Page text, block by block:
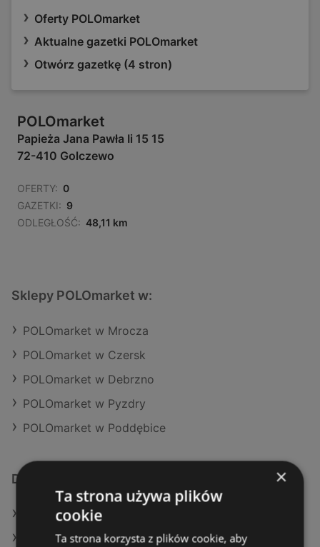
Oferty POLOmarket
Aktualne gazetki POLOmarket
Otwórz gazetkę (4 stron)
POLOmarket
Papieża Jana Pawła Ii 15 15
72-410 Golczewo
OFERTY: 0
GAZETKI: 9
ODLEGŁOŚĆ: 48,11 km
Sklepy POLOmarket w:
POLOmarket w Mrocza
POLOmarket w Czersk
POLOmarket w Debrzno
POLOmarket w Pyzdry
POLOmarket w Poddębice
Dodatkowe łącza
Oferty POLOmarket
Oferty Dealz
×
Ta strona używa plików
cookie
Ta strona korzysta z plików cookie, aby